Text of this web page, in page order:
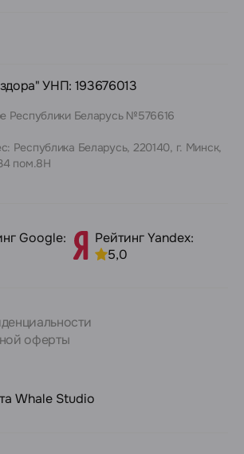
УНП: 193676013
Республики Беларусь №576616
Республика Беларусь, 220140, г. Минск,
пом.8Н
Google:
Рейтинг Yandex:
5,0
оферты
Whale Studio